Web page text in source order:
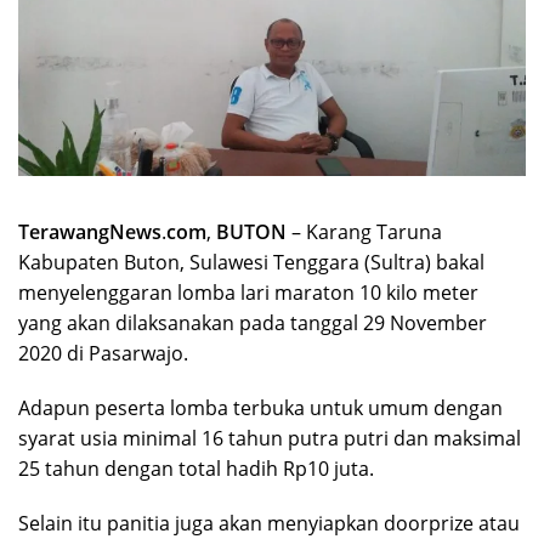
TerawangNews.com, BUTON – Karang Taruna
Kabupaten Buton, Sulawesi Tenggara (Sultra) bakal
menyelenggaran lomba lari maraton 10 kilo meter
yang akan dilaksanakan pada tanggal 29 November
2020 di Pasarwajo.
Adapun peserta lomba terbuka untuk umum dengan
syarat usia minimal 16 tahun putra putri dan maksimal
25 tahun dengan total hadih Rp10 juta.
Selain itu panitia juga akan menyiapkan doorprize atau